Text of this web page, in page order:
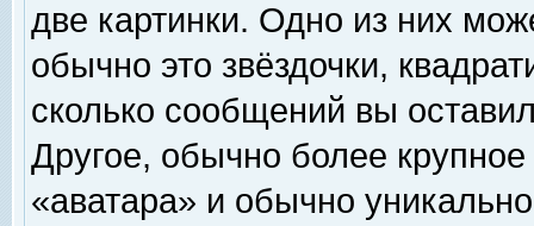
две картинки. Одно из них
обычно это звёздочки,
сколько сообщений вы
Другое, обычно более
«аватара» и обычно